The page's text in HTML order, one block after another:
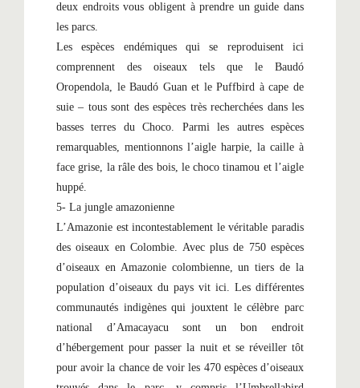
deux endroits vous obligent à prendre un guide dans
les parcs.
Les espèces endémiques qui se reproduisent ici
comprennent des oiseaux tels que le Baudó
Oropendola, le Baudó Guan et le Puffbird à cape de
suie – tous sont des espèces très recherchées dans les
basses terres du Choco. Parmi les autres espèces
remarquables, mentionnons l’aigle harpie, la caille à
face grise, la râle des bois, le choco tinamou et l’aigle
huppé.
5- La jungle amazonienne
L’Amazonie est incontestablement le véritable paradis
des oiseaux en Colombie. Avec plus de 750 espèces
d’oiseaux en Amazonie colombienne, un tiers de la
population d’oiseaux du pays vit ici. Les différentes
communautés indigènes qui jouxtent le célèbre parc
national d’Amacayacu sont un bon endroit
d’hébergement pour passer la nuit et se réveiller tôt
pour avoir la chance de voir les 470 espèces d’oiseaux